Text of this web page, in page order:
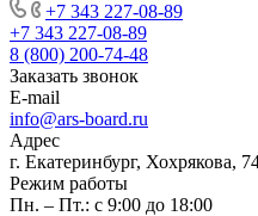
+7 343 227-08-89
+7 343 227-08-89
8 (800) 200-74-48
Заказать звонок
E-mail
info@ars-board.ru
Адрес
г. Екатеринбург, Хохрякова,
Режим работы
Пн. – Пт.: с 9:00 до 18:00